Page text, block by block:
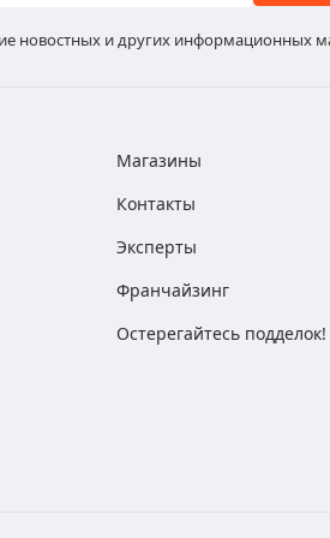
новостных и других информационных
Магазины
Контакты
Эксперты
Франчайзинг
Остерегайтесь подделок!